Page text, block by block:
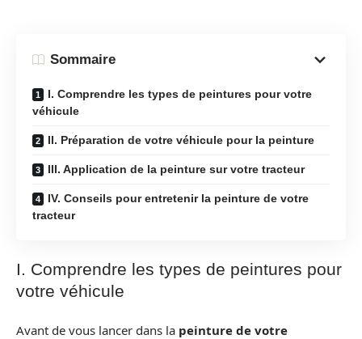
Sommaire
I. Comprendre les types de peintures pour votre
véhicule
II. Préparation de votre véhicule pour la peinture
III. Application de la peinture sur votre tracteur
IV. Conseils pour entretenir la peinture de votre
tracteur
I. Comprendre les types de peintures pour
votre véhicule
Avant de vous lancer dans la peinture de votre